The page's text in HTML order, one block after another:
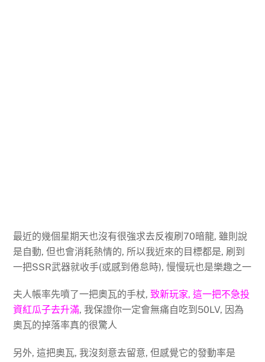
最近的幾個星期天也沒有很強求去反複刷70暗龍, 雖則說
是自動, 但也會消耗熱情的, 所以我近來的目標都是, 刷到
一把SSR武器就收手(或感到倦怠時), 慢慢玩也是樂趣之一
夫人帳率先噴了一把奧瓦的手杖,致新玩家, 這一把不急投
資紅瓜子去升滿, 我保證你一定會無痛自吃到50LV, 因為
奧瓦的掉落率真的很驚人
另外, 這把奧瓦, 我沒刻意去留意, 但感覺它的發動率是